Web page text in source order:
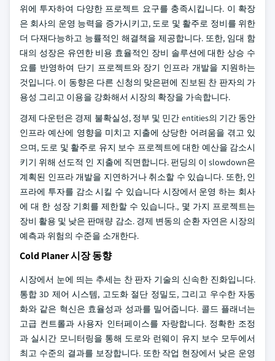
위에 투자하여 다양한 프로젝트 요구를 충족시킵니다. 이 확장
은 회사의 운영 능력을 증가시키고, 도로 및 활주로 정비를 위한
더 다재다능하고 능률적인 해결책을 제공합니다. 또한, 임대 함
대의 성장은 유연한 비용 효율적인 장비 솔루션에 대한 상승 수
요를 반영하여 단기 프로젝트와 장기 인프라 개발을 지원하는
것입니다. 이 동향은 다른 신청의 맞은편에 진보된 찬 판자의 가
용성 그리고 이용을 강화해서 시장의 확장을 가속합니다.
경제 다운턴은 경제 불확실성, 정부 및 민간 entities의 기간 동안
인프라 예산에 영향을 미치고 지출에 상당한 어려움을 겪고 있
으며, 도로 및 활주로 유지 보수 프로젝트에 대한 예산을 감소시
키기 위해 선도적 인 지출에 직면합니다. 펀딩의 이 slowdown은
계획된 인프라 개발을 지연하거나 취소할 수 있습니다. 또한, 인
프라에 투자를 감소 시킬 수 있습니다 시장에서 운영 하는 회사
에 대 한 성장 기회를 제한할 수 있습니다., 몇 가지 프로젝트는
장비 활용 및 낮은 판매량 감소. 경제 변동의 순환 자연은 시장의
예측과 위험의 수준을 소개한다.
Cold Planer 시장 동향
시장에서 눈에 띄는 추세는 찬 판자 기술의 신속한 진화입니다.
통합 3D 제어 시스템, 고도화 절단 정밀도, 그리고 우수한 자동
화와 같은 혁신은 효율성과 성과를 밀어줍니다. 콜드 플래너는
고급 컨트롤과 사용자 인터페이스를 자랑합니다. 정확한 조정
과 실시간 모니터링을 통해 도로와 런웨이 유지 보수 모두에서
최고 수준의 결과를 보장합니다. 또한 작업 현장에서 낮은 운영